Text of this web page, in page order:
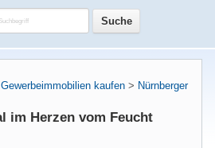
Gewerbeimmobilien kaufen > Nürnberger
im Herzen vom Feucht